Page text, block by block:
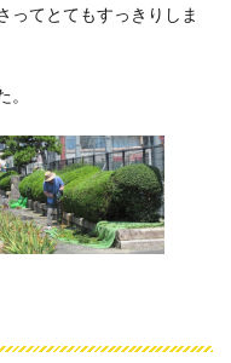
ってとてもすっきりしま